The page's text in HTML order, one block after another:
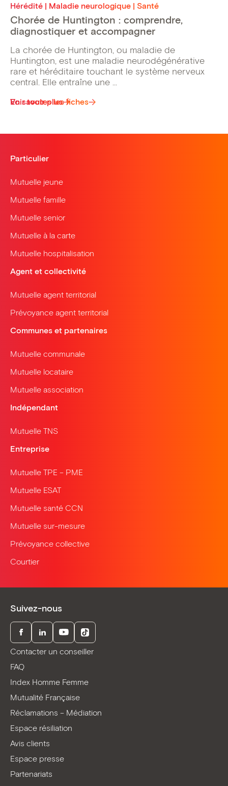
Voir toutes les fiches
Hérédité | Maladie neurologique | Santé
Chorée de Huntington : comprendre,
diagnostiquer et accompagner
La chorée de Huntington, ou maladie de
Huntington, est une maladie neurodégénérative
rare et héréditaire touchant le système nerveux
central. Elle entraîne une ...
En savoir plus
Particulier
Mutuelle jeune
Mutuelle famille
Mutuelle senior
Mutuelle à la carte
Mutuelle hospitalisation
Agent et collectivité
Mutuelle agent territorial
Prévoyance agent territorial
Communes et partenaires
Mutuelle communale
Mutuelle locataire
Mutuelle association
Indépendant
Mutuelle TNS
Entreprise
Mutuelle TPE – PME
Mutuelle ESAT
Mutuelle santé CCN
Mutuelle sur-mesure
Prévoyance collective
Courtier
Suivez-nous
FacebookLinkedInYoutubeTikTok
Contacter un conseiller
FAQ
Index Homme Femme
Mutualité Française
Réclamations – Médiation
Espace résiliation
Avis clients
Espace presse
Partenariats